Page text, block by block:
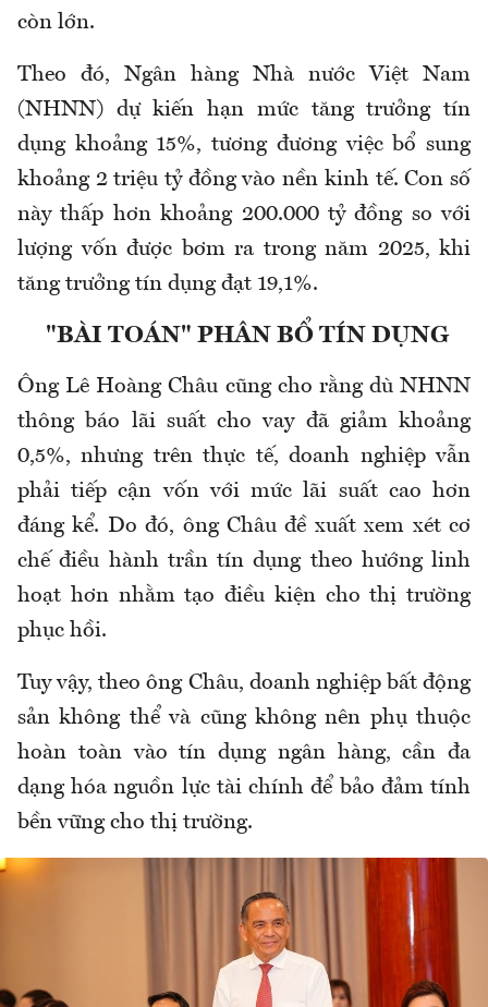
còn lớn.
Theo đó, Ngân hàng Nhà nước Việt Nam
(NHNN) dự kiến hạn mức tăng trưởng tín
dụng khoảng 15%, tương đương việc bổ sung
khoảng 2 triệu tỷ đồng vào nền kinh tế. Con số
này thấp hơn khoảng 200.000 tỷ đồng so với
lượng vốn được bơm ra trong năm 2025, khi
tăng trưởng tín dụng đạt 19,1%.
"BÀI TOÁN" PHÂN BỔ TÍN DỤNG
Ông Lê Hoàng Châu cũng cho rằng dù NHNN
thông báo lãi suất cho vay đã giảm khoảng
0,5%, nhưng trên thực tế, doanh nghiệp vẫn
phải tiếp cận vốn với mức lãi suất cao hơn
đáng kể. Do đó, ông Châu đề xuất xem xét cơ
chế điều hành trần tín dụng theo hướng linh
hoạt hơn nhằm tạo điều kiện cho thị trường
phục hồi.
Tuy vậy, theo ông Châu, doanh nghiệp bất động
sản không thể và cũng không nên phụ thuộc
hoàn toàn vào tín dụng ngân hàng, cần đa
dạng hóa nguồn lực tài chính để bảo đảm tính
bền vững cho thị trường.